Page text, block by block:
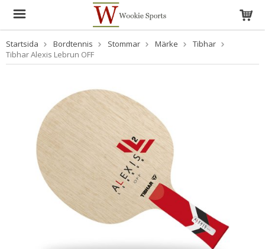
Startsida Bordtennis Stommar Märke
Tibhar
Tibhar Alexis Lebrun OFF